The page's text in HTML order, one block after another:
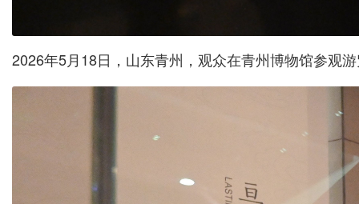
2026年5月18日，山东青州，观众在青州博物馆参观